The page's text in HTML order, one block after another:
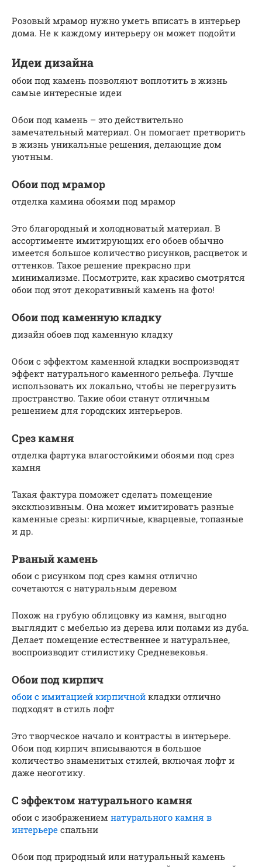
Розовый мрамор нужно уметь вписать в интерьер
дома. Не к каждому интерьеру он может подойти
Идеи дизайна
обои под камень позволяют воплотить в жизнь
самые интересные идеи
Обои под камень – это действительно
замечательный материал. Он помогает претворить
в жизнь уникальные решения, делающие дом
уютным.
Обои под мрамор
отделка камина обоями под мрамор
Это благородный и холодноватый материал. В
ассортименте имитирующих его обоев обычно
имеется большое количество рисунков, расцветок и
оттенков. Такое решение прекрасно при
минимализме. Посмотрите, как красиво смотрятся
обои под этот декоративный камень на фото!
Обои под каменную кладку
дизайн обоев под каменную кладку
Обои с эффектом каменной кладки воспроизводят
эффект натурального каменного рельефа. Лучше
использовать их локально, чтобы не перегрузить
пространство. Такие обои станут отличным
решением для городских интерьеров.
Срез камня
отделка фартука влагостойкими обоями под срез
камня
Такая фактура поможет сделать помещение
эксклюзивным. Она может имитировать разные
каменные срезы: кирпичные, кварцевые, топазные
и др.
Рваный камень
обои с рисунком под срез камня отлично
сочетаются с натуральным деревом
Похож на грубую облицовку из камня, выгодно
выглядит с мебелью из дерева или полами из дуба.
Делает помещение естественнее и натуральнее,
воспроизводит стилистику Средневековья.
Обои под кирпич
обои с имитацией кирпичной кладки отлично
подходят в стиль лофт
Это творческое начало и контрасты в интерьере.
Обои под кирпич вписываются в большое
количество знаменитых стилей, включая лофт и
даже неоготику.
С эффектом натурального камня
обои с изображением натурального камня в
интерьере спальни
Обои под природный или натуральный камень